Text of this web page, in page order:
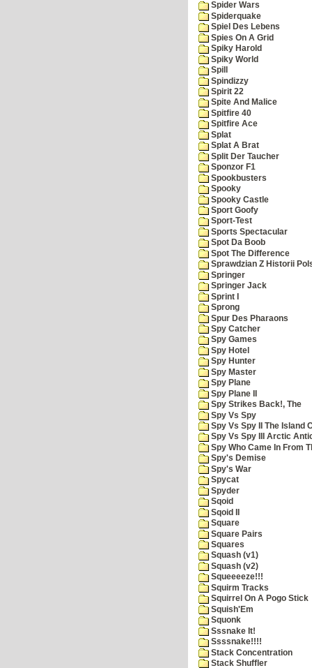
Spider Wars
Spiderquake
Spiel Des Lebens
Spies On A Grid
Spiky Harold
Spiky World
Spill
Spindizzy
Spirit 22
Spite And Malice
Spitfire 40
Spitfire Ace
Splat
Splat A Brat
Split Der Taucher
Sponzor F1
Spookbusters
Spooky
Spooky Castle
Sport Goofy
Sport-Test
Sports Spectacular
Spot Da Boob
Spot The Difference
Sprawdzian Z Historii
Springer
Springer Jack
Sprint I
Sprong
Spur Des Pharaons
Spy Catcher
Spy Games
Spy Hotel
Spy Hunter
Spy Master
Spy Plane
Spy Plane II
Spy Strikes Back!, The
Spy Vs Spy
Spy Vs Spy II The Island
Spy Vs Spy III Arctic
Spy Who Came In From
Spy's Demise
Spy's War
Spycat
Spyder
Sqoid
Sqoid II
Square
Square Pairs
Squares
Squash (v1)
Squash (v2)
Squeeeeze!!!
Squirm Tracks
Squirrel On A Pogo Stick
Squish'Em
Squonk
Sssnake It!
Ssssnake!!!!
Stack Concentration
Stack Shuffler